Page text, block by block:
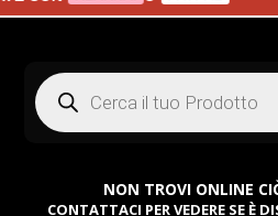
Products
search
NON TROVI ONLINE
CONTATTACI PER VEDERE SE È